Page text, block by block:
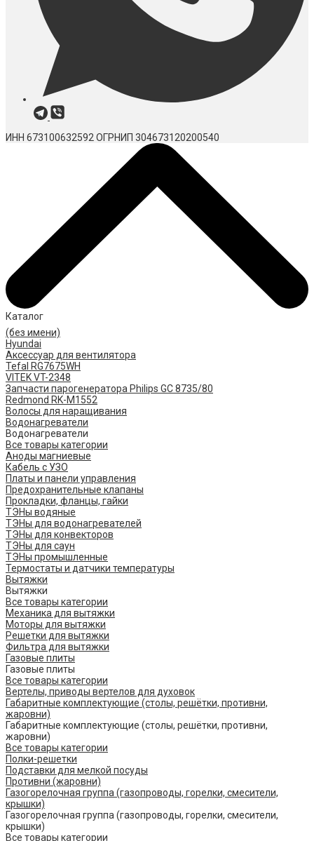
ИНН 673100632592ОГРНИП 304673120200540
Каталог
(без имени)
Hyundai
Аксессуар для вентилятора
Tefal RG7675WH
VITEK VT-2348
Запчасти парогенератора Philips GC 8735/80
Redmond RK-M1552
Волосы для наращивания
Водонагреватели
Водонагреватели
Все товары категории
Аноды магниевые
Кабель с УЗО
Платы и панели управления
Предохранительные клапаны
Прокладки, фланцы, гайки
ТЭНы водяные
ТЭНы для водонагревателей
ТЭНы для конвекторов
ТЭНы для саун
ТЭНы промышленные
Термостаты и датчики температуры
Вытяжки
Вытяжки
Все товары категории
Механика для вытяжки
Моторы для вытяжки
Решетки для вытяжки
Фильтра для вытяжки
Газовые плиты
Газовые плиты
Все товары категории
Вертелы, приводы вертелов для духовок
Габаритные комплектующие (столы, решётки, противни,
жаровни)
Габаритные комплектующие (столы, решётки, противни,
жаровни)
Все товары категории
Полки-решетки
Подставки для мелкой посуды
Противни (жаровни)
Газогорелочная группа (газопроводы, горелки, смесители,
крышки)
Газогорелочная группа (газопроводы, горелки, смесители,
крышки)
Все товары категории